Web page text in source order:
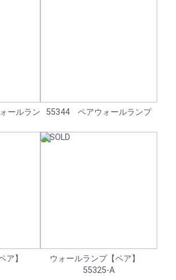
ールラン
55344 ペアウォールランプ
ア】
ウォールランプ【ペア】
55325-A